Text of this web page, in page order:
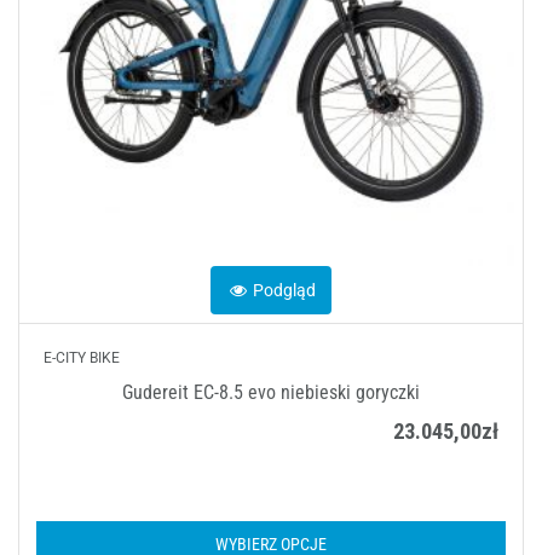
Podgląd
E-CITY BIKE
Gudereit EC-8.5 evo niebieski goryczki
23.045,00zł
WYBIERZ OPCJE